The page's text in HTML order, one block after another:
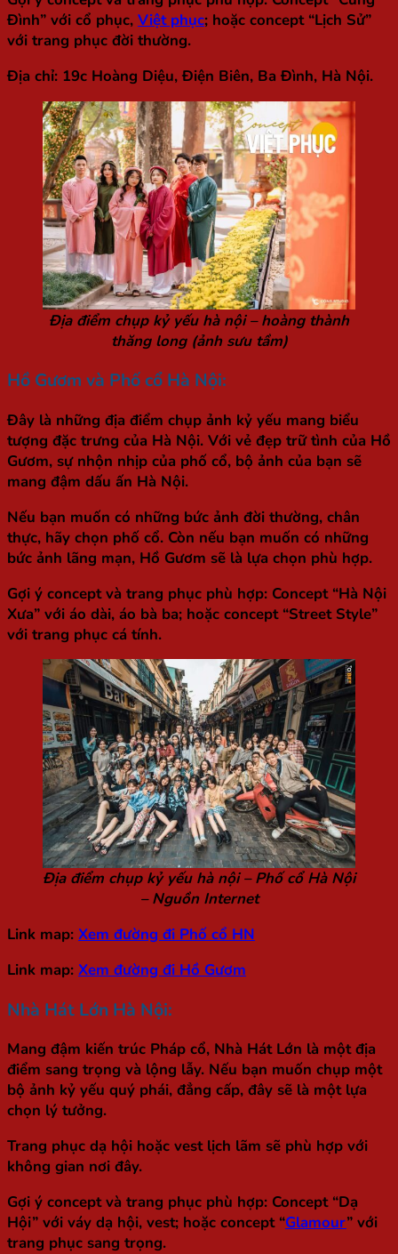
Đình” với cổ phục, Việt phục; hoặc concept “Lịch Sử”
với trang phục đời thường.
Địa chỉ: 19c Hoàng Diệu, Điện Biên, Ba Đình, Hà Nội.
Địa điểm chụp kỷ yếu hà nội – hoàng thành
thăng long (ảnh sưu tầm)
Hồ Gươm và Phố cổ Hà Nội:
Đây là những địa điểm chụp ảnh kỷ yếu mang biểu
tượng đặc trưng của Hà Nội. Với vẻ đẹp trữ tình của Hồ
Gươm, sự nhộn nhịp của phố cổ, bộ ảnh của bạn sẽ
mang đậm dấu ấn Hà Nội.
Nếu bạn muốn có những bức ảnh đời thường, chân
thực, hãy chọn phố cổ. Còn nếu bạn muốn có những
bức ảnh lãng mạn, Hồ Gươm sẽ là lựa chọn phù hợp.
Gợi ý concept và trang phục phù hợp: Concept “Hà Nội
Xưa” với áo dài, áo bà ba; hoặc concept “Street Style”
với trang phục cá tính.
Địa điểm chụp kỷ yếu hà nội – Phố cổ Hà Nội
– Nguồn Internet
Link map: Xem đường đi Phố cổ HN
Link map: Xem đường đi Hồ Gươm
Nhà Hát Lớn Hà Nội:
Mang đậm kiến trúc Pháp cổ, Nhà Hát Lớn là một địa
điểm sang trọng và lộng lẫy. Nếu bạn muốn chụp một
bộ ảnh kỷ yếu quý phái, đẳng cấp, đây sẽ là một lựa
chọn lý tưởng.
Trang phục dạ hội hoặc vest lịch lãm sẽ phù hợp với
không gian nơi đây.
Gợi ý concept và trang phục phù hợp: Concept “Dạ
Hội” với váy dạ hội, vest; hoặc concept “Glamour” với
trang phục sang trọng.